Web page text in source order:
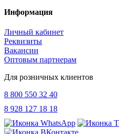
Информация
Личный кабинет
Реквизиты
Вакансии
Оптовым партнерам
Для розничных клиентов
8 800 550 32 40
8 928 127 18 18